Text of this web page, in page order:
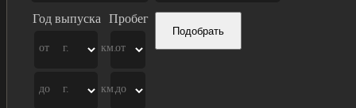
Год выпуска
от г.
до г.
Пробег
от
км.
до
км.
Подобрать